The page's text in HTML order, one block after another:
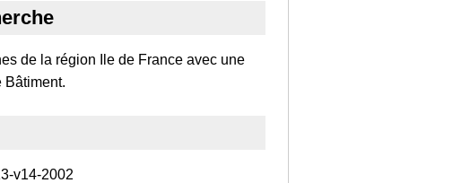
de la région Ile de France avec une
Bâtiment.
v14-2002